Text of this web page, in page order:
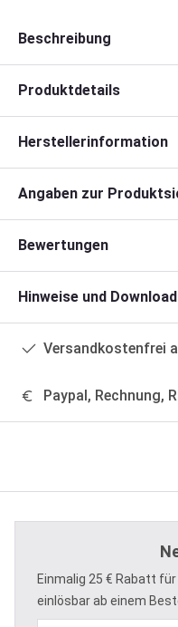
Beschreibung
Produktdetails
Herstellerinformation
Angaben zur
Bewertungen
Hinweise und
Versandkostenfrei
Paypal, Rechnung,
Einmalig 25 € Rabatt
einlösbar ab einem